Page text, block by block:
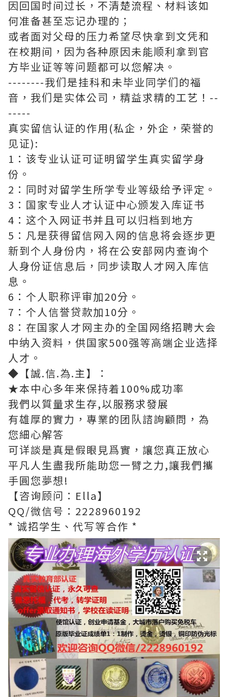
因回国时间过长，不清楚流程、材料该如
何准备甚至忘记办理的；
或者面对父母的压力希望尽快拿到文凭和
在校期间，因为各种原因未能顺利拿到官
方毕业证等等问题都可以您解决。
--------我们是挂科和未毕业同学们的福
音，我们是实体公司，精益求精的工艺！--
-----
真实留信认证的作用(私企，外企，荣誉的
见证):
1：该专业认证可证明留学生真实留学身
份。
2：同时对留学生所学专业等级给予评定。
3：国家专业人才认证中心颁发入库证书
4：这个入网证书并且可以归档到地方
5：凡是获得留信网入网的信息将会逐步更
新到个人身份内，将在公安部网内查询个
人身份证信息后，同步读取人才网入库信
息。
6：个人职称评审加20分。
7：个人信誉贷款加10分。
8：在国家人才网主办的全国网络招聘大会
中纳入资料，供国家500强等高端企业选择
人才。
◆【誠.信.為.主】：
★本中心多年来保持着100%成功率
我們以質量求生存,以服務求發展
有雄厚的實力，專業的团队諮詢顧問，為
您細心解答
可详談是真是假眼見爲實，讓您真正放心
平凡人生盡我所能助您一臂之力,讓我們攜
手圓您夢想!
【咨询顾问：Ella】
QQ/微信号：2228960192
* 诚招学生、代写等合作 *